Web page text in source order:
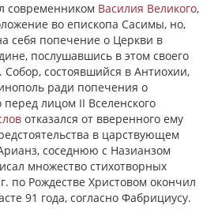
современником Василия Великого,
во епископа Сасимы, но,
себя попечение о Церкви в
послушавшись в этом своего
Собор, состоявшийся в Антиохии,
ради попечения о
лицом II Вселенского
отказался от вверенного ему
в царствующем
соседнюю с Назианзом
множество стихотворных
по Рождестве Христовом окончил
91 года, согласно Фабрициусу.